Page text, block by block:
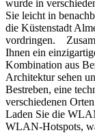
wurde in
Sie leicht in
die Küstenstadt
vordringen.
Ihnen ein
Kombination aus
Architektur sehen
Bestreben, eine
verschiedenen
Laden Sie die
WLAN-Hotspots,